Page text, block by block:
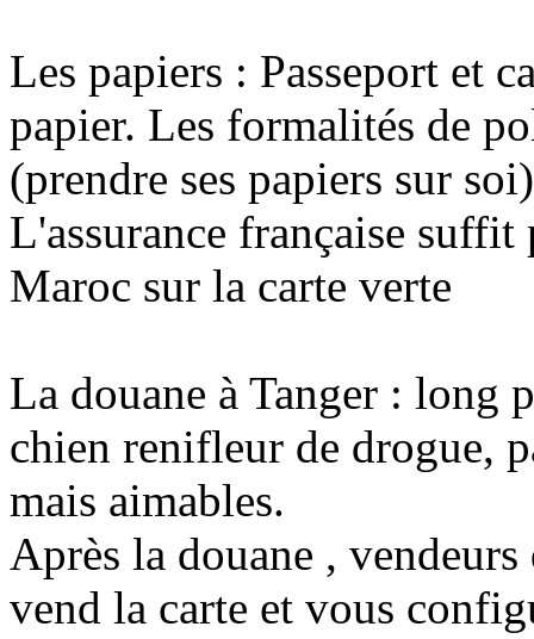
Les papiers : Passeport et
papier. Les formalités de
(prendre ses papiers sur soi)
L'assurance française
Maroc sur la carte verte
La douane à Tanger : long
chien renifleur de drogue,
mais aimables.
Après la douane ,
vend la carte et vous